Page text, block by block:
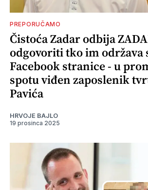
PREPORUČAMO
Čistoća Zadar odbija
odgovoriti tko im održava
Facebook stranice - u
spotu viđen zaposlenik
Pavića
HRVOJE BAJLO
19 prosinca 2025